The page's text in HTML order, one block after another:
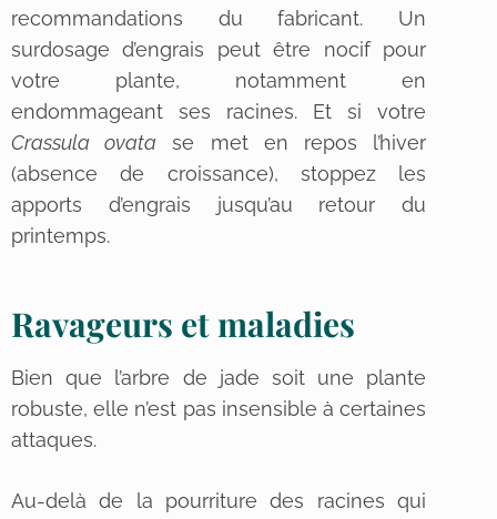
recommandations du fabricant. Un
surdosage d’engrais peut être nocif pour
votre plante, notamment en
endommageant ses racines. Et si votre
Crassula ovata se met en repos l’hiver
(absence de croissance), stoppez les
apports d’engrais jusqu’au retour du
printemps.
Ravageurs et maladies
Bien que l’arbre de jade soit une plante
robuste, elle n’est pas insensible à certaines
attaques.
Au-delà de la pourriture des racines qui